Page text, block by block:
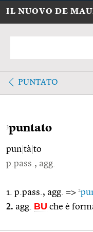
IL NUOVO DE
PUNTATO
3puntato
pun tà to
p.pass., agg.
1. p.pass., agg. => 2
2. agg. BU che è